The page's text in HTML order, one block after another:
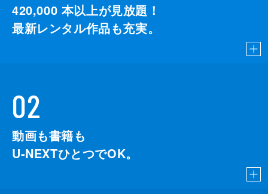
420,000 本以上が見放題！
最新レンタル作品も充実。
02
動画も書籍も
U-NEXTひとつでOK。